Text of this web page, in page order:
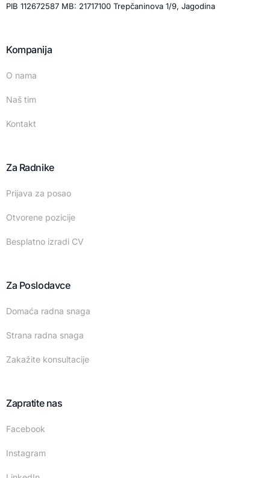
PIB 112672587 MB: 21717100 Trepčaninova 1/9, Jagodina
Kompanija
O nama
Naš tim
Kontakt
Za Radnike
Prijava za posao
Otvorene pozicije
Besplatno izradi CV
Za Poslodavce
Domaća radna snaga
Strana radna snaga
Zakažite konsultacije
Zapratite nas
Facebook
Instagram